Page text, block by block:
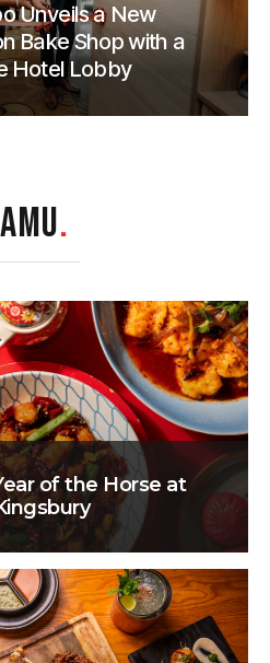
Unveils a New
Bake Shop with a
Hotel Lobby
.
of the Horse at